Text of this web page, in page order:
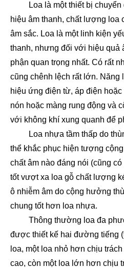
Loa là một thiết bị chuyển
hiệu âm thanh, chất lượng loa
âm sắc. Loa là một linh kiện
thanh, nhưng đối với hiệu quả
phận quan trọng nhất. Có rất
cũng chênh lệch rất lớn. Năng
hiệu ứng điện từ, áp điện
nón hoặc màng rung động và
với không khí xung quanh để
Loa nhựa tầm thấp do
thể khắc phục hiện tượng
chất âm nào đáng nói (cũng
tốt vượt xa loa gỗ chất lượng
ô nhiễm âm do cộng hưởng
chung tốt hơn loa nhựa.
Thông thường loa đa
được thiết kế hai đường tiếng
loa, một loa nhỏ hơn chịu
cao, còn một loa lớn hơn chịu